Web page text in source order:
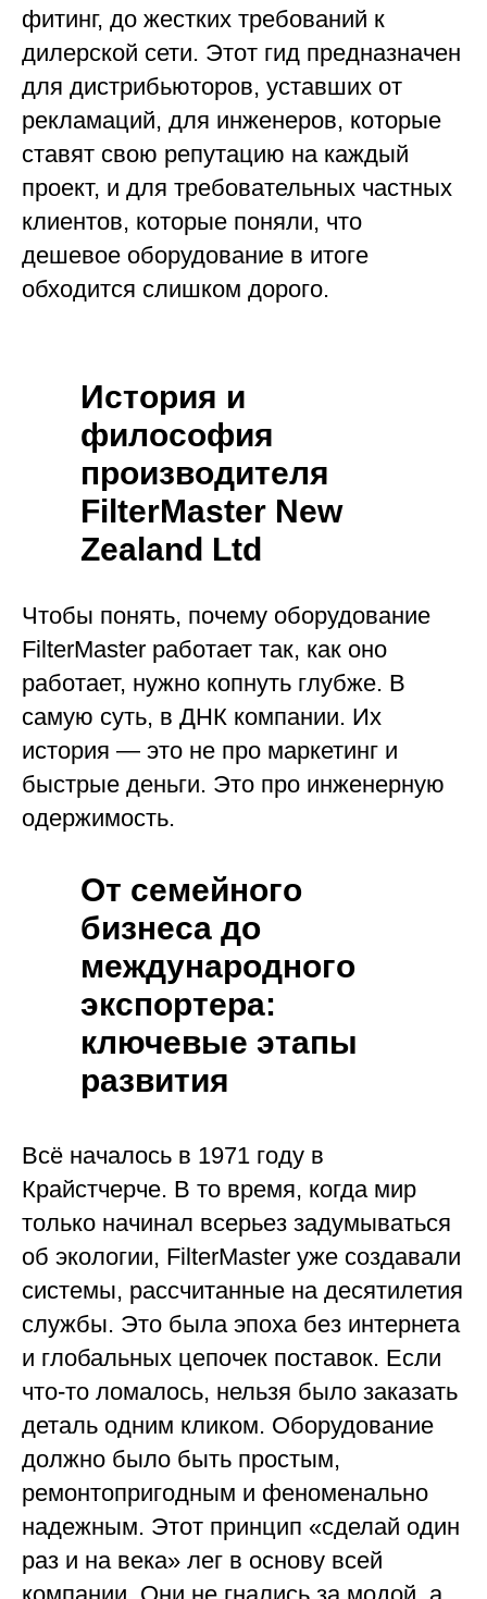
фитинг, до жестких требований к
дилерской сети. Этот гид предназначен
для дистрибьюторов, уставших от
рекламаций, для инженеров, которые
ставят свою репутацию на каждый
проект, и для требовательных частных
клиентов, которые поняли, что
дешевое оборудование в итоге
обходится слишком дорого.
История и
философия
производителя
FilterMaster New
Zealand Ltd
Чтобы понять, почему оборудование
FilterMaster работает так, как оно
работает, нужно копнуть глубже. В
самую суть, в ДНК компании. Их
история — это не про маркетинг и
быстрые деньги. Это про инженерную
одержимость.
От семейного
бизнеса до
международного
экспортера:
ключевые этапы
развития
Всё началось в 1971 году в
Крайстчерче. В то время, когда мир
только начинал всерьез задумываться
об экологии, FilterMaster уже создавали
системы, рассчитанные на десятилетия
службы. Это была эпоха без интернета
и глобальных цепочек поставок. Если
что-то ломалось, нельзя было заказать
деталь одним кликом. Оборудование
должно было быть простым,
ремонтопригодным и феноменально
надежным. Этот принцип «сделай один
раз и на века» лег в основу всей